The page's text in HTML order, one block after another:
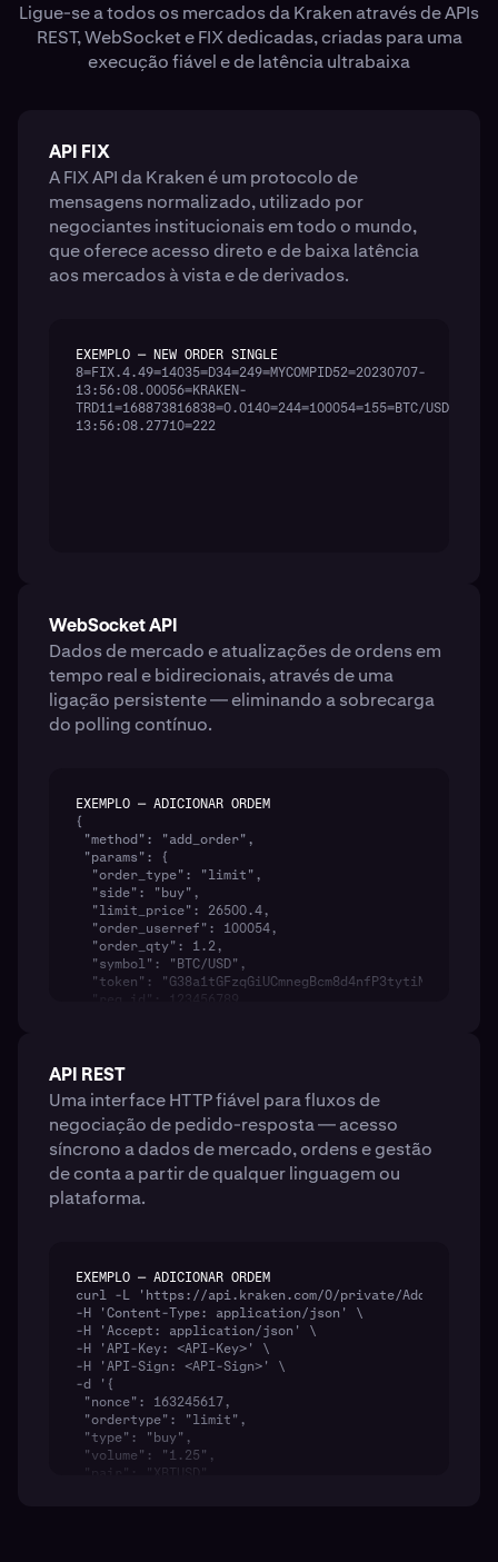
Ligue-se a todos os mercados da Kraken através de APIs
REST, WebSocket e FIX dedicadas, criadas para uma
execução fiável e de latência ultrabaixa
API FIX
A FIX API da Kraken é um protocolo de
mensagens normalizado, utilizado por
negociantes institucionais em todo o mundo,
que oferece acesso direto e de baixa latência
aos mercados à vista e de derivados.
EXEMPLO — NEW ORDER SINGLE
8=FIX.4.49=14035=D34=249=MYCOMPID52=20230707-
13:56:08.00056=KRAKEN-
TRD11=168873816838=0.0140=244=100054=155=BTC/
13:56:08.27710=222
WebSocket API
Dados de mercado e atualizações de ordens em
tempo real e bidirecionais, através de uma
ligação persistente — eliminando a sobrecarga
do polling contínuo.
EXEMPLO — ADICIONAR ORDEM
{
"method": "add_order",
"params": {
  "order_type": "limit",
  "side": "buy",
  "limit_price": 26500.4,
  "order_userref": 100054,
  "order_qty": 1.2,
  "symbol": "BTC/USD",
"token":
  "req_id": 123456789
API REST
Uma interface HTTP fiável para fluxos de
negociação de pedido-resposta — acesso
síncrono a dados de mercado, ordens e gestão
de conta a partir de qualquer linguagem ou
plataforma.
EXEMPLO — ADICIONAR ORDEM
curl -L 'https://api.kraken.com/0/private/AddOrder' \
-H 'Content-Type: application/json' \
-H 'Accept: application/json' \
-H 'API-Key: <API-Key>' \
-H 'API-Sign: <API-Sign>' \
-d '{
"nonce": 163245617,
"ordertype": "limit",
"type": "buy",
"volume": "1.25",
"pair": "XBTUSD",